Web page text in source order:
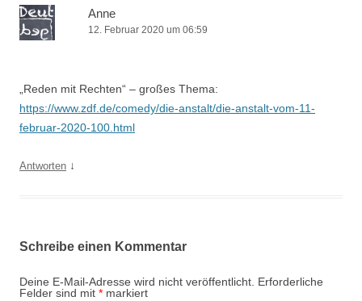
Anne
12. Februar 2020 um 06:59
„Reden mit Rechten“ – großes Thema:
https://www.zdf.de/comedy/die-anstalt/die-anstalt-vom-11-
februar-2020-100.html
Antworten ↓
Schreibe einen Kommentar
Deine E-Mail-Adresse wird nicht veröffentlicht. Erforderliche
Felder sind mit * markiert